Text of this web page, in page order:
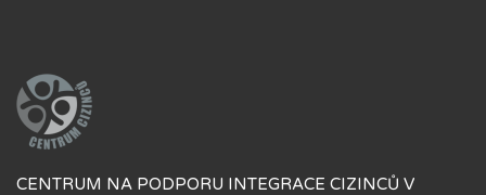
CENTRUM NA PODPORU INTEGRACE CIZINCŮ V